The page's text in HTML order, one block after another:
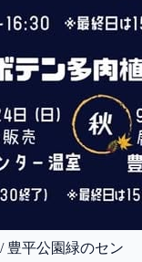
豊平公園緑のセン